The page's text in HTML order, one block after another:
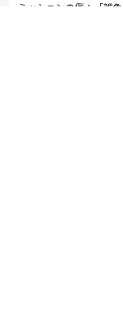
ミッションの例：「雑